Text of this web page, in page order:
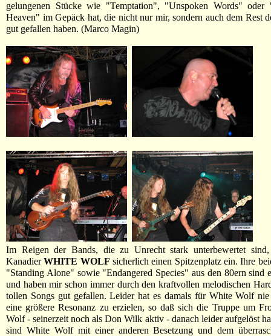
gelungenen Stücke wie "Temptation", "Unspoken Words" oder
Heaven" im Gepäck hat, die nicht nur mir, sondern auch dem Rest
gut gefallen haben. (Marco Magin)
Im Reigen der Bands, die zu Unrecht stark unterbewertet
KanadierWHITE WOLF sicherlich einen Spitzenplatz ein. Ihre
"Standing Alone" sowie "Endangered Species" aus den 80ern sind
und haben mir schon immer durch den kraftvollen melodischen
tollen Songs gut gefallen. Leider hat es damals für White Wolf
eine größere Resonanz zu erzielen, so daß sich die Truppe um
Wolf - seinerzeit noch als Don Wilk aktiv - danach leider aufgelöst
sind White Wolf mit einer anderen Besetzung und dem